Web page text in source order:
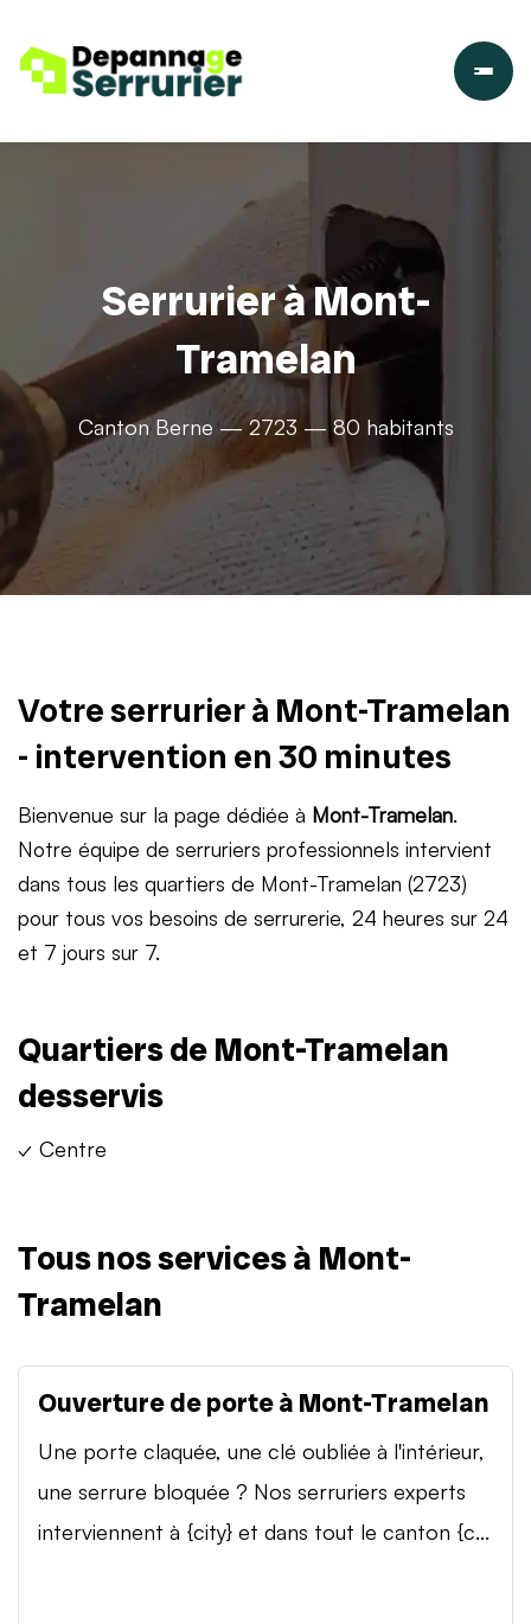
Serrurier à Mont-
Tramelan
Canton Berne — 2723 — 80 habitants
Votre serrurier à Mont-Tramelan
- intervention en 30 minutes
Bienvenue sur la page dédiée à Mont-Tramelan.
Notre équipe de serruriers professionnels intervient
dans tous les quartiers de Mont-Tramelan (2723)
pour tous vos besoins de serrurerie, 24 heures sur 24
et 7 jours sur 7.
Quartiers de Mont-Tramelan
desservis
✓ Centre
Tous nos services à Mont-
Tramelan
Ouverture de porte à Mont-Tramelan
Une porte claquée, une clé oubliée à l'intérieur,
une serrure bloquée ? Nos serruriers experts
interviennent à {city} et dans tout le canton {c...